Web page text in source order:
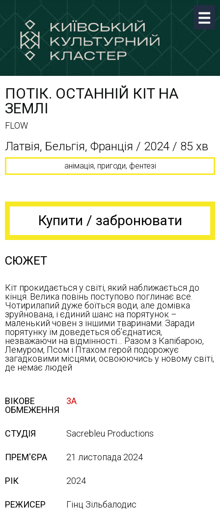
ПОТІК. ОСТАННІЙ КІТ НА
ЗЕМЛІ
FLOW
Латвія, Бельгія, Франція / 2024 / 85 хв
анімація, пригоди, фентезі
Купити / забронювати
СЮЖЕТ
Кіт прокидається у світі, який наближається до
кінця. Велика повінь поступово поглинає все.
Чотирилапий дуже боїться води, але домівка
зруйнована, і єдиний шанс на порятунок –
маленький човен з іншими тваринами. Заради
порятунку їм доведеться об’єднатися,
незважаючи на відмінності… Разом з Капібарою,
Лемуром, Псом і Птахом герой подорожує
загадковими місцями, освоюючись у новому світі,
де немає людей
ВІКОВЕ
ОБМЕЖЕННЯ
3А
СТУДІЯ Sacrebleu Productions
ПРЕМ'ЄРА 21 листопада 2024
РІК 2024
РЕЖИСЕР Гінц Зільбалодис